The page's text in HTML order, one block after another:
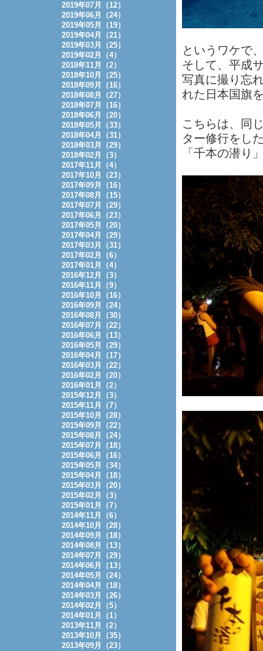
というワケで
そして、平成
写真に撮り忘
れた日本国旗
こちらは、同
ター修行をし
「千本の潜り
2019年07月（12）
2019年06月（24）
2019年05月（19）
2019年04月（21）
2019年03月（25）
2019年02月（4）
2018年11月（2）
2018年10月（25）
2018年09月（16）
2018年08月（27）
2018年07月（16）
2018年06月（20）
2018年05月（33）
2018年04月（31）
2018年03月（29）
2018年02月（3）
2017年11月（4）
2017年10月（23）
2017年09月（16）
2017年08月（15）
2017年07月（29）
2017年06月（23）
2017年05月（20）
2017年04月（29）
2017年03月（31）
2017年02月（6）
2017年01月（4）
2016年12月（3）
2016年11月（9）
2016年10月（16）
2016年09月（24）
2016年08月（30）
2016年07月（22）
2016年06月（13）
2016年05月（29）
2016年04月（17）
2016年03月（22）
2016年02月（20）
2016年01月（2）
2015年12月（3）
2015年11月（7）
2015年10月（28）
2015年09月（22）
2015年08月（24）
2015年07月（18）
2015年06月（16）
2015年05月（34）
2015年04月（18）
2015年03月（20）
2015年02月（3）
2015年01月（7）
2014年11月（6）
2014年10月（28）
2014年09月（18）
2014年08月（13）
2014年07月（29）
2014年06月（13）
2014年05月（24）
2014年04月（18）
2014年03月（26）
2014年02月（5）
2014年01月（1）
2013年11月（2）
2013年10月（35）
2013年09月（23）